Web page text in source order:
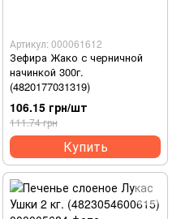
Артикул: 000061612
Зефира Жако с черничной
начинкой 300г.
(4820177031319)
106.15 грн/шт
111.74 грн
Купить